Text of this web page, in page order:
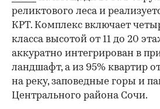
реликтового леса и
КРТ. Комплекс включает
класса высотой от 11 до 20
аккуратно интегрирован в
ландшафт, а из 95% квартир
на реку, заповедные горы и
Центрального района Сочи.